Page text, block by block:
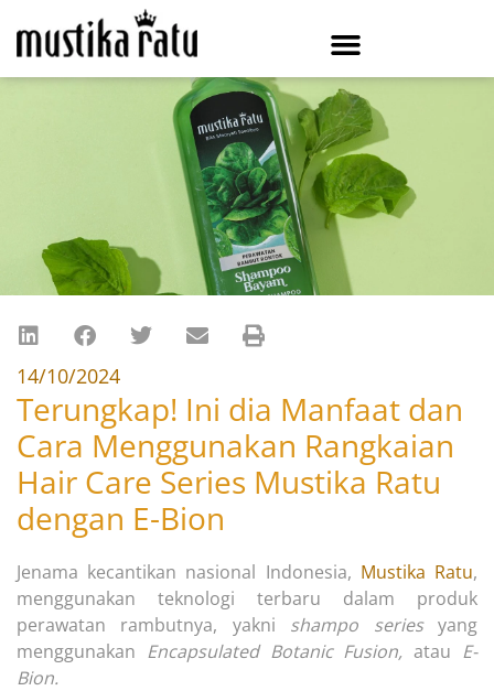
14/10/2024
Terungkap! Ini dia Manfaat dan
Cara Menggunakan Rangkaian
Hair Care Series Mustika Ratu
dengan E-Bion
Jenama kecantikan nasional Indonesia, Mustika Ratu,
menggunakan teknologi terbaru dalam produk
perawatan rambutnya, yakni shampo seriesyang
menggunakan Encapsulated Botanic Fusion, atau E-
Bion.